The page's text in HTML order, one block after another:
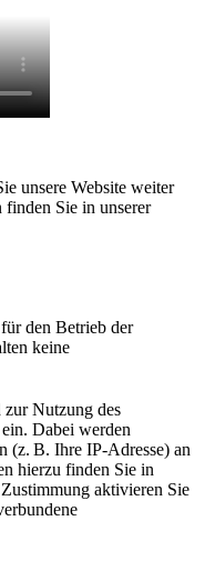
unsere Website weiter
finden Sie in unserer
den Betrieb der
keine
Nutzung des
Dabei werden
(z. B. Ihre IP-Adresse) an
hierzu finden Sie in
aktivieren Sie